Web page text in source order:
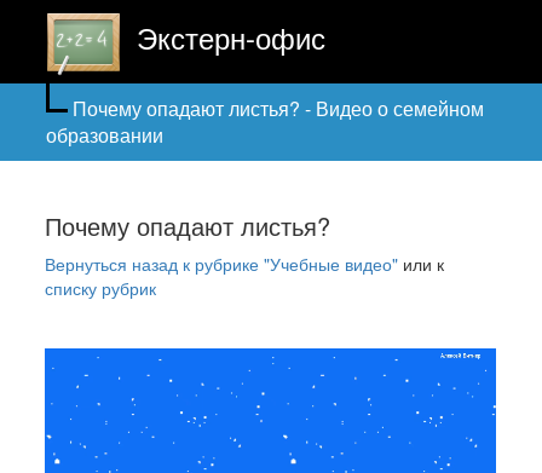
Экстерн-офис
Почему опадают листья? - Видео о семейном
образовании
Почему опадают листья?
Вернуться назад к рубрике "Учебные видео" или к
списку рубрик